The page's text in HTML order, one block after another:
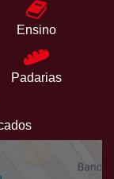
Ensino
Padarias